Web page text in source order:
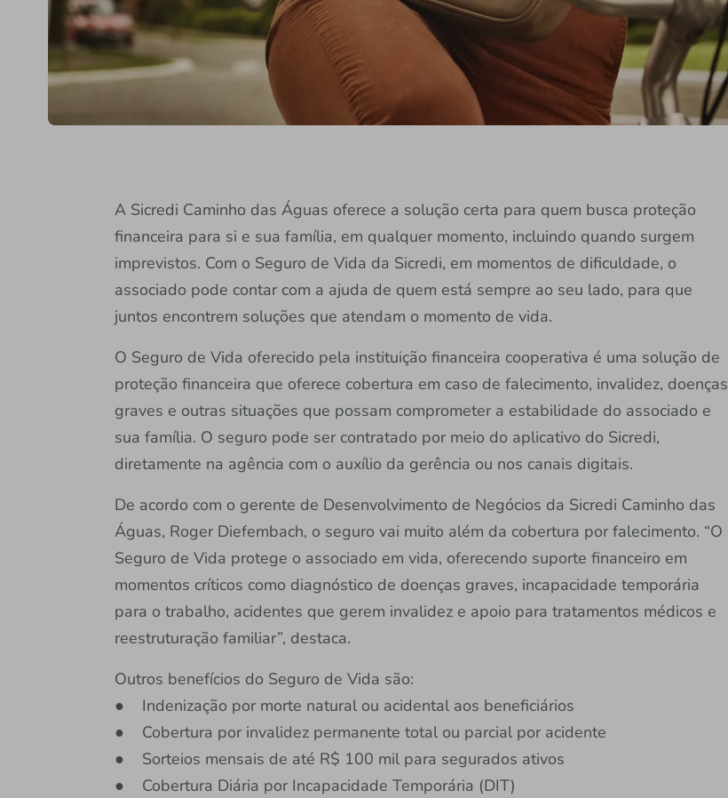
A Sicredi Caminho das Águas oferece a solução certa para quem busca proteção
financeira para si e sua família, em qualquer momento, incluindo quando surgem
imprevistos. Com o Seguro de Vida da Sicredi, em momentos de dificuldade, o
associado pode contar com a ajuda de quem está sempre ao seu lado, para que
juntos encontrem soluções que atendam o momento de vida.
O Seguro de Vida oferecido pela instituição financeira cooperativa é uma solução de
proteção financeira que oferece cobertura em caso de falecimento, invalidez, doenças
graves e outras situações que possam comprometer a estabilidade do associado e
sua família. O seguro pode ser contratado por meio do aplicativo do Sicredi,
diretamente na agência com o auxílio da gerência ou nos canais digitais.
De acordo com o gerente de Desenvolvimento de Negócios da Sicredi Caminho das
Águas, Roger Diefembach, o seguro vai muito além da cobertura por falecimento. “O
Seguro de Vida protege o associado em vida, oferecendo suporte financeiro em
momentos críticos como diagnóstico de doenças graves, incapacidade temporária
para o trabalho, acidentes que gerem invalidez e apoio para tratamentos médicos e
reestruturação familiar”, destaca.
Outros benefícios do Seguro de Vida são:
● Indenização por morte natural ou acidental aos beneficiários
● Cobertura por invalidez permanente total ou parcial por acidente
● Sorteios mensais de até R$ 100 mil para segurados ativos
● Cobertura Diária por Incapacidade Temporária (DIT)